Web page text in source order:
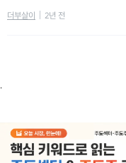
더부살이 2년 전
.